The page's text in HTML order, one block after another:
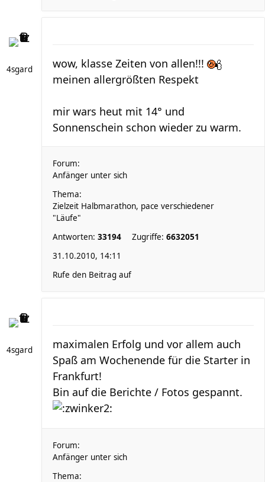
4sgard
wow, klasse Zeiten von allen!!!
meinen allergrößten Respekt
mir wars heut mit 14° und
Sonnenschein schon wieder zu warm.
Forum:
Anfänger unter sich
Thema:
Zielzeit Halbmarathon, pace verschiedener
"Läufe"
Antworten: 33194 Zugriffe: 6632051
31.10.2010, 14:11
Rufe den Beitrag auf
4sgard
maximalen Erfolg und vor allem auch
Spaß am Wochenende für die Starter in
Frankfurt!
Bin auf die Berichte / Fotos gespannt.
Forum:
Anfänger unter sich
Thema: